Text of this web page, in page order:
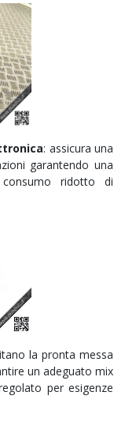
: assicura una
garantendo una
ridotto di
la pronta messa
un adeguato mix
per esigenze